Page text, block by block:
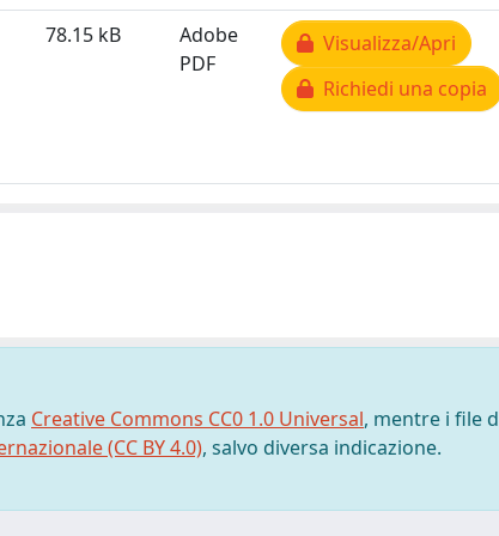
78.15 kB
Adobe
PDF
Visualizza/Apri
Richiedi una copia
Creative Commons CC0 1.0 Universal, mentre i file
(CC BY 4.0), salvo diversa indicazione.